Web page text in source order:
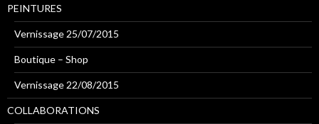
PEINTURES
Vernissage 25/07/2015
Boutique – Shop
Vernissage 22/08/2015
COLLABORATIONS